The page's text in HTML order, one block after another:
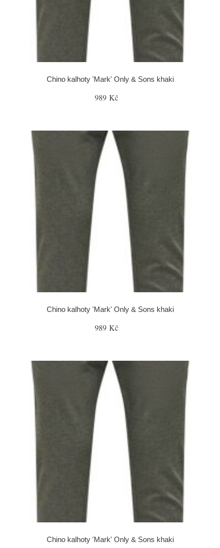
Chino kalhoty 'Mark' Only & Sons khaki
989 Kč
Chino kalhoty 'Mark' Only & Sons khaki
989 Kč
Chino kalhoty 'Mark' Only & Sons khaki